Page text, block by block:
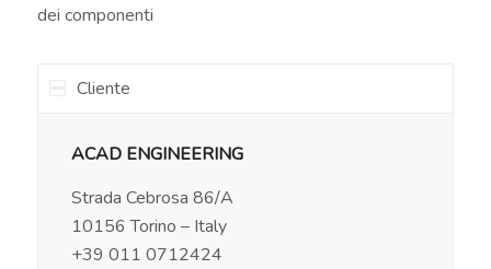
dei componenti
Cliente
ACAD ENGINEERING
Strada Cebrosa 86/A
10156 Torino – Italy
+39 011 0712424